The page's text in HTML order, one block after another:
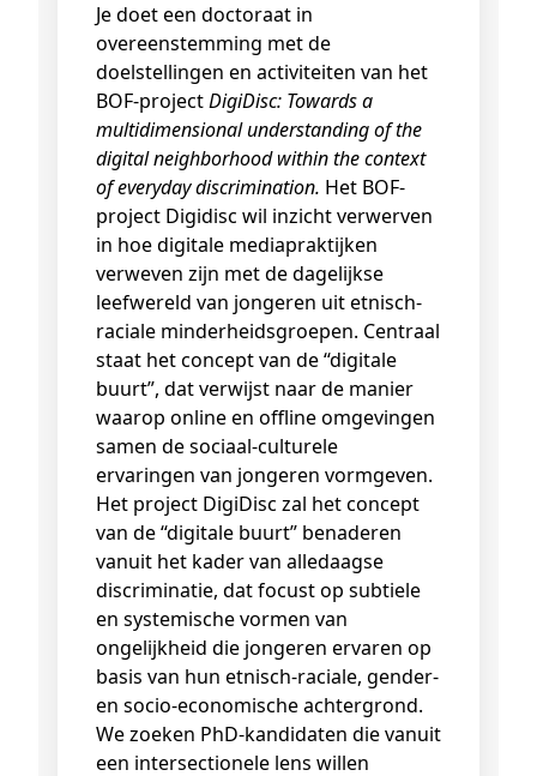
Je doet een doctoraat in
overeenstemming met de
doelstellingen en activiteiten van het
BOF-projectDigiDisc: Towards a
multidimensional understanding of the
digital neighborhood within the context
of everyday discrimination. Het BOF-
project Digidisc wil inzicht verwerven
in hoe digitale mediapraktijken
verweven zijn met de dagelijkse
leefwereld van jongeren uit etnisch-
raciale minderheidsgroepen. Centraal
staat het concept van de “digitale
buurt”, dat verwijst naar de manier
waarop online en offline omgevingen
samen de sociaal-culturele
ervaringen van jongeren vormgeven.
Het project DigiDisc zal het concept
van de “digitale buurt” benaderen
vanuit het kader van alledaagse
discriminatie, dat focust op subtiele
en systemische vormen van
ongelijkheid die jongeren ervaren op
basis van hun etnisch-raciale, gender-
en socio-economische achtergrond.
We zoeken PhD-kandidaten die vanuit
een intersectionele lens willen